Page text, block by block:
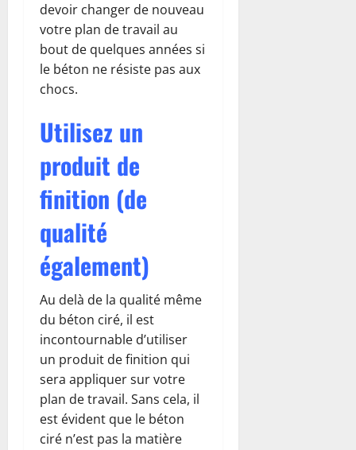
devoir changer de nouveau
votre plan de travail au
bout de quelques années si
le béton ne résiste pas aux
chocs.
Utilisez un
produit de
finition (de
qualité
également)
Au delà de la qualité même
du béton ciré, il est
incontournable d’utiliser
un produit de finition qui
sera appliquer sur votre
plan de travail. Sans cela, il
est évident que le béton
ciré n’est pas la matière